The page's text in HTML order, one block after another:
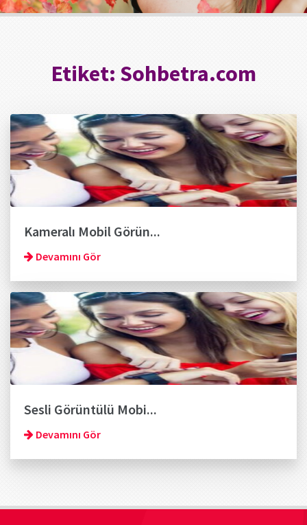
Etiket: Sohbetra.com
Kameralı Mobil Görün...
Devamını Gör
Sesli Görüntülü Mobi...
Devamını Gör